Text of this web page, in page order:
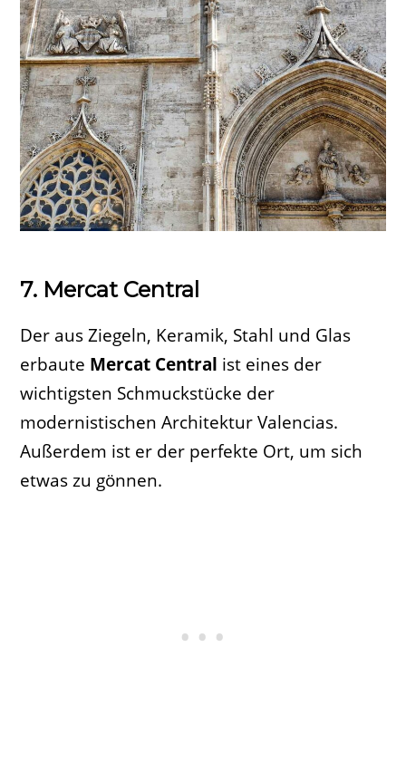
7. Mercat Central
Der aus Ziegeln, Keramik, Stahl und Glas
erbaute Mercat Central ist eines der
wichtigsten Schmuckstücke der
modernistischen Architektur Valencias.
Außerdem ist er der perfekte Ort, um sich
etwas zu gönnen.